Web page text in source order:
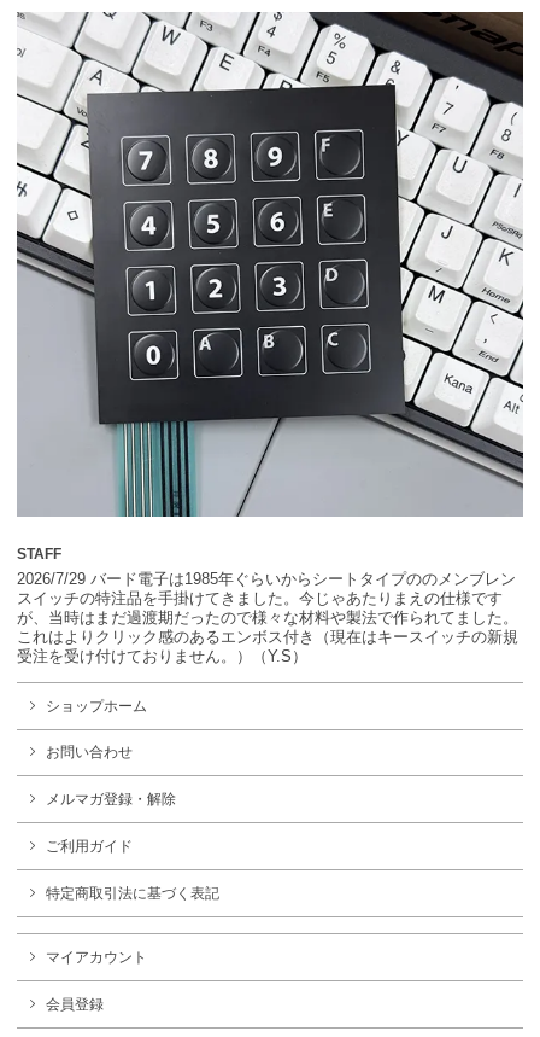
STAFF
2026/7/29 バード電子は1985年ぐらいからシートタイプののメンブレン
スイッチの特注品を手掛けてきました。今じゃあたりまえの仕様です
が、当時はまだ過渡期だったので様々な材料や製法で作られてました。
これはよりクリック感のあるエンボス付き（現在はキースイッチの新規
受注を受け付けておりません。）（Y.S）
ショップホーム
お問い合わせ
メルマガ登録・解除
ご利用ガイド
特定商取引法に基づく表記
マイアカウント
会員登録